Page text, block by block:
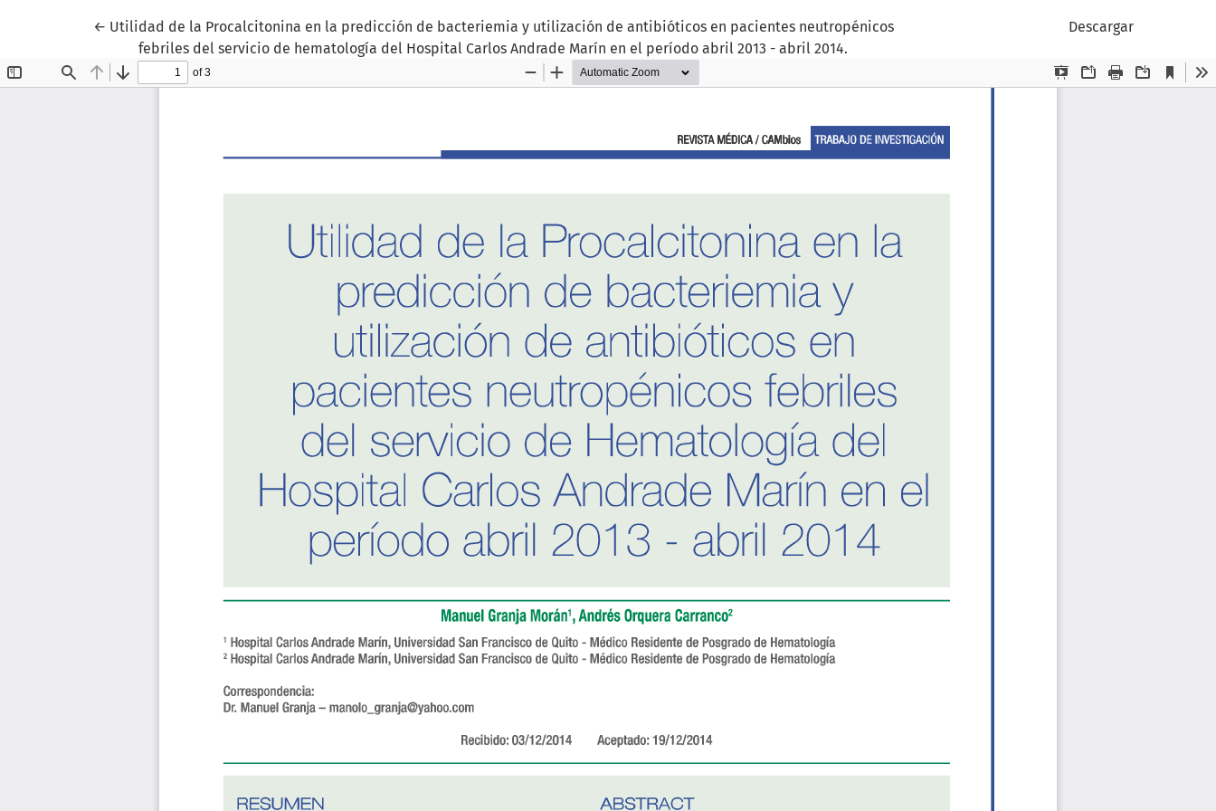
← Volver a los detalles del artículo
Utilidad de la Procalcitonina en la predicción de bacteriemia y utilización de antibióticos en pacientes neutropénicos
febriles del servicio de hematología del Hospital Carlos Andrade Marín en el período abril 2013 - abril 2014.
Descargar